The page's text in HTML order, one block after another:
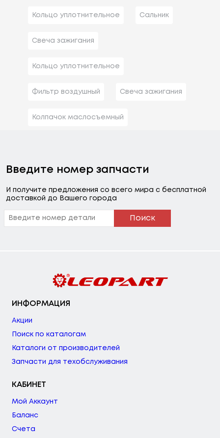
Кольцо уплотнительное Сальник
Свеча зажигания
Кольцо уплотнительное
Фильтр воздушный Свеча зажигания
Колпачок маслосъемный
Введите номер запчасти
И получите предложения со всего мира с бесплатной
доставкой до Вашего города
Поиск
ИНФОРМАЦИЯ
Акции
Поиск по каталогам
Каталоги от производителей
Запчасти для техобслуживания
КАБИНЕТ
Мой Аккаунт
Баланс
Счета